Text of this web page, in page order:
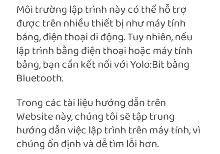
Môi trường lập trình này có thể hỗ trợ
được trên nhiều thiết bị như máy tính
bảng, điện thoại di động. Tuy nhiên, nếu
lập trình bằng điện thoại hoặc máy tính
bảng, bạn cần kết nối với Yolo:Bit bằng
Bluetooth.
Trong các tài liệu hướng dẫn trên
Website này, chúng tôi sẽ tập trung
hướng dẫn việc lập trình trên máy tính, vì
chúng ổn định và dễ tìm lỗi hơn.